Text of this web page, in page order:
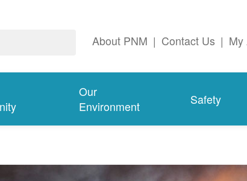
About PNM | Contact Us | My
Our
Environment
Safety